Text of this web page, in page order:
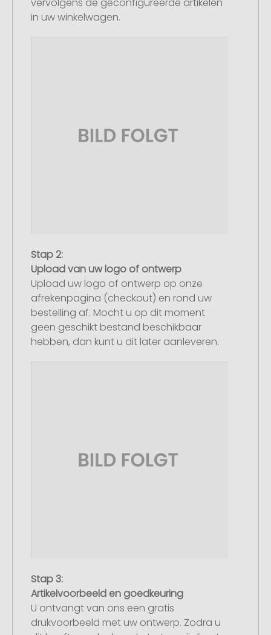
vervolgens de geconfigureerde artikelen
in uw winkelwagen.
Stap 2:
Upload van uw logo of ontwerp
Upload uw logo of ontwerp op onze
afrekenpagina (checkout) en rond uw
bestelling af. Mocht u op dit moment
geen geschikt bestand beschikbaar
hebben, dan kunt u dit later aanleveren.
Stap 3:
Artikelvoorbeeld en goedkeuring
U ontvangt van ons een gratis
drukvoorbeeld met uw ontwerp. Zodra u